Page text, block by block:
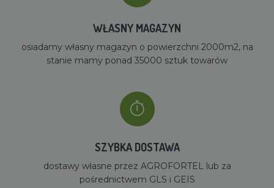
WŁASNY MAGAZYN
osiadamy własny magazyn o powierzchni 2000m2, na
stanie mamy ponad 35000 sztuk towarów
SZYBKA DOSTAWA
dostawy własne przez AGROFORTEL lub za
pośrednictwem GLS i GEIS